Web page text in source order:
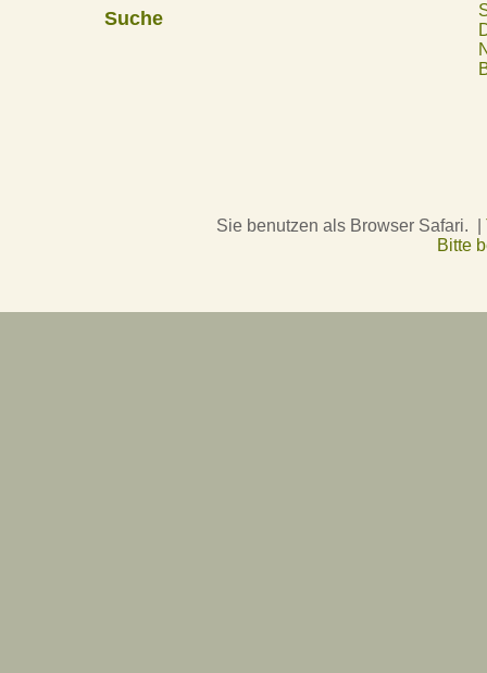
Suche
Sie benutzen als Browser Safari. |
Bitte